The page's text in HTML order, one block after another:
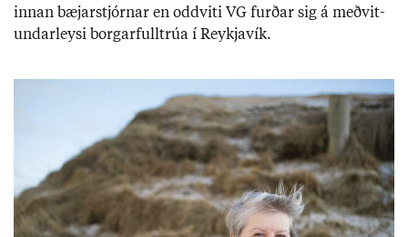
inn­an bæj­ar­stjórn­ar en odd­viti VG furð­ar sig á með­vit­
und­ar­leysi borg­ar­full­trúa í Reykja­vík.